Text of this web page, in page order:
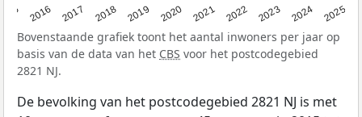
2016 2017 2018 2019 2020 2021 2022 2023 2024 2025
Bovenstaande grafiek toont het aantal inwoners per jaar op
basis van de data van het CBS voor het postcodegebied
2821 NJ.
De bevolking van het postcodegebied 2821 NJ is met